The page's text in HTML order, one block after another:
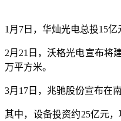
1月7日，华灿光电总投15
2月21日，沃格光电宣布将
万平方米。
3月17日，兆驰股份宣布在
其中，设备投资约25亿元